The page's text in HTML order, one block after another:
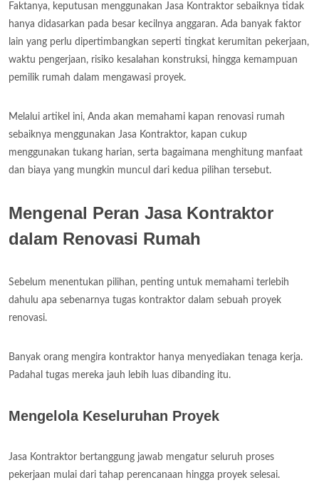
Faktanya, keputusan menggunakan Jasa Kontraktor sebaiknya tidak
hanya didasarkan pada besar kecilnya anggaran. Ada banyak faktor
lain yang perlu dipertimbangkan seperti tingkat kerumitan pekerjaan,
waktu pengerjaan, risiko kesalahan konstruksi, hingga kemampuan
pemilik rumah dalam mengawasi proyek.
Melalui artikel ini, Anda akan memahami kapan renovasi rumah
sebaiknya menggunakan Jasa Kontraktor, kapan cukup
menggunakan tukang harian, serta bagaimana menghitung manfaat
dan biaya yang mungkin muncul dari kedua pilihan tersebut.
Mengenal Peran Jasa Kontraktor
dalam Renovasi Rumah
Sebelum menentukan pilihan, penting untuk memahami terlebih
dahulu apa sebenarnya tugas kontraktor dalam sebuah proyek
renovasi.
Banyak orang mengira kontraktor hanya menyediakan tenaga kerja.
Padahal tugas mereka jauh lebih luas dibanding itu.
Mengelola Keseluruhan Proyek
Jasa Kontraktor bertanggung jawab mengatur seluruh proses
pekerjaan mulai dari tahap perencanaan hingga proyek selesai.